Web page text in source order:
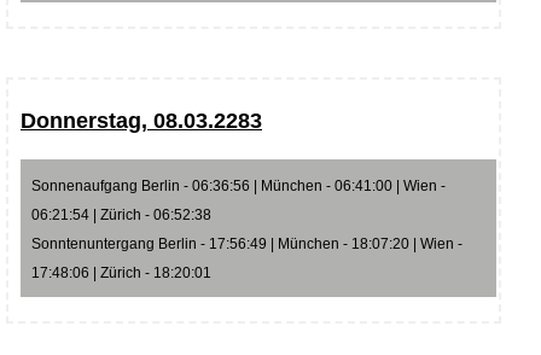
Donnerstag, 08.03.2283
Sonnenaufgang Berlin - 06:36:56 | München - 06:41:00 | Wien -
06:21:54 | Zürich - 06:52:38
Sonntenuntergang Berlin - 17:56:49 | München - 18:07:20 | Wien -
17:48:06 | Zürich - 18:20:01